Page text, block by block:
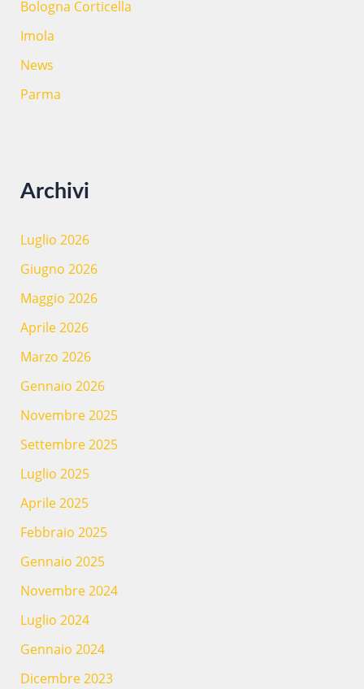
Bologna Corticella
Imola
News
Parma
Archivi
Luglio 2026
Giugno 2026
Maggio 2026
Aprile 2026
Marzo 2026
Gennaio 2026
Novembre 2025
Settembre 2025
Luglio 2025
Aprile 2025
Febbraio 2025
Gennaio 2025
Novembre 2024
Luglio 2024
Gennaio 2024
Dicembre 2023